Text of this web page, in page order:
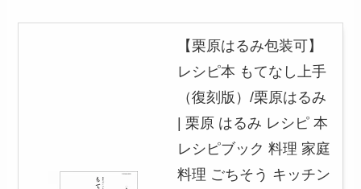
【栗原はるみ包装可】
レシピ本 もてなし上手
（復刻版）/栗原はるみ
| 栗原 はるみ レシピ 本
レシピブック 料理 家庭
料理 ごちそう キッチン